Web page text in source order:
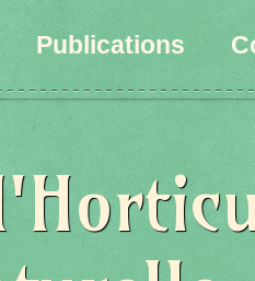
Publications